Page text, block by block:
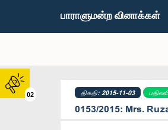
02
பாராளுமன்ற வினாக்கள்
திகதி: 2015-11-03
0153/2015: Mrs.